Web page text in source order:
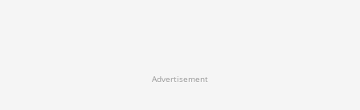
Advertisement